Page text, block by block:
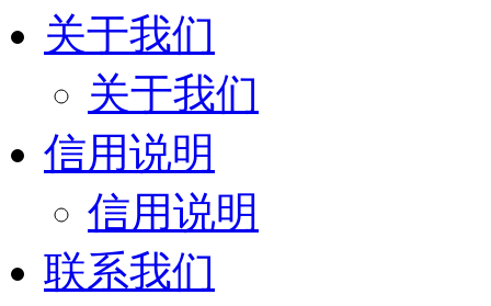
关于我们
关于我们
信用说明
信用说明
联系我们